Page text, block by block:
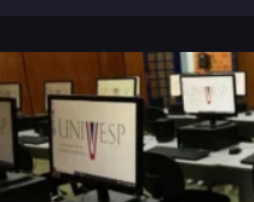
s
e
s
á